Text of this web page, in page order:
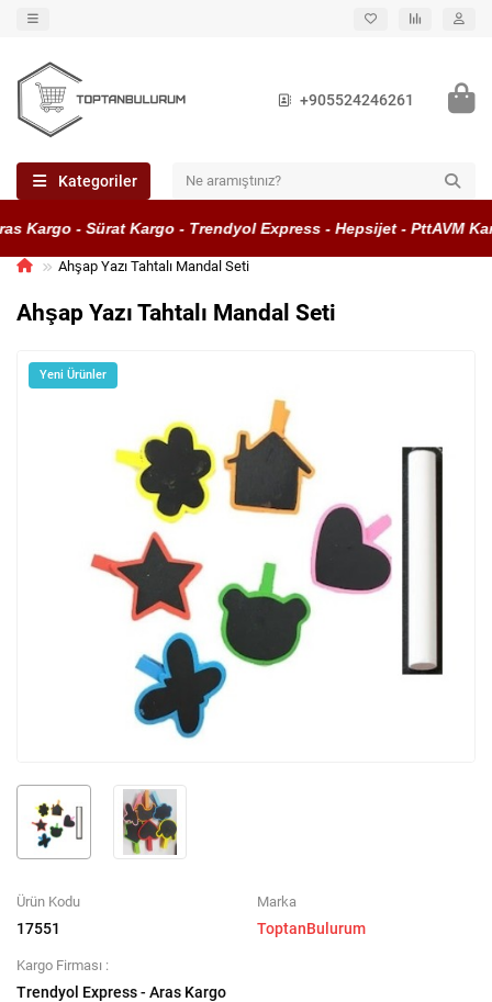
+905524246261
Kategoriler
Kargo - Sürat Kargo - Trendyol Express - Hepsijet - PttAVM
Ahşap Yazı Tahtalı Mandal Seti
Ahşap Yazı Tahtalı Mandal Seti
Yeni Ürünler
Ürün Kodu
17551
Marka
ToptanBulurum
Kargo Firması :
Trendyol Express - Aras Kargo